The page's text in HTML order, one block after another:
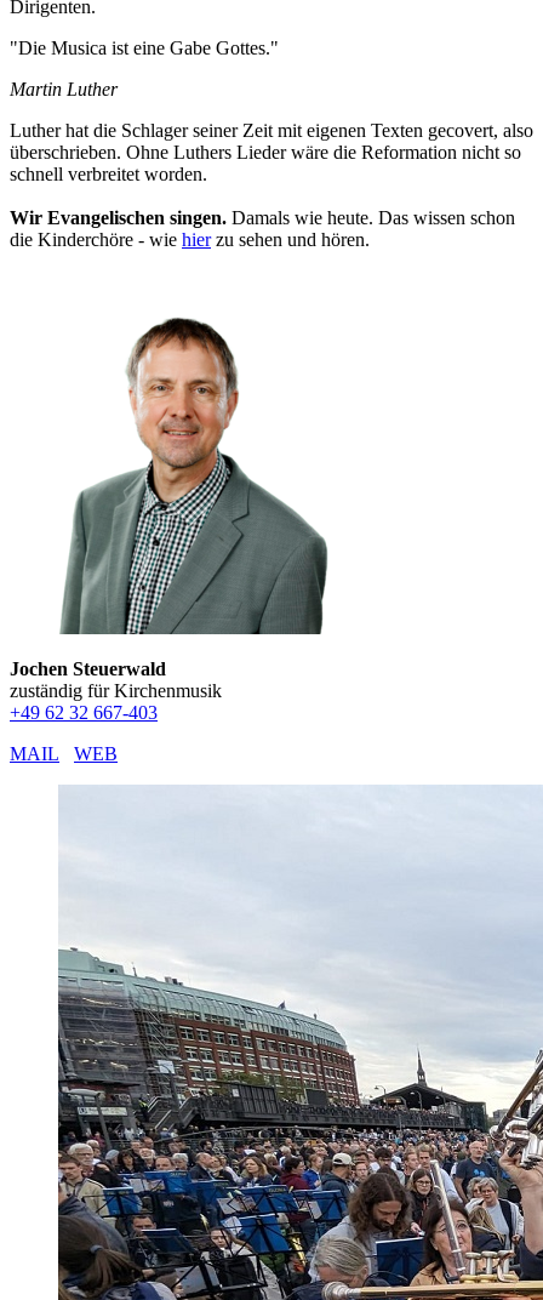
Dirigenten.
"Die Musica ist eine Gabe Gottes."
Martin Luther
Luther hat die Schlager seiner Zeit mit eigenen Texten gecovert, also
überschrieben. Ohne Luthers Lieder wäre die Reformation nicht so
schnell verbreitet worden.
Wir Evangelischen singen. Damals wie heute. Das wissen schon
die Kinderchöre - wie hierzu sehen und hören.
Jochen Steuerwald
zuständig für Kirchenmusik
+49 62 32 667-403
MAIL
WEB